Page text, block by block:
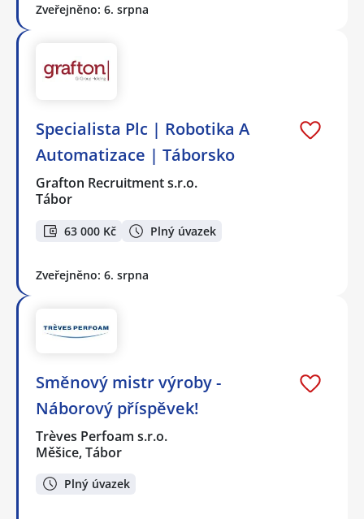
Zveřejněno: 6. srpna
Specialista Plc | Robotika A
Automatizace | Táborsko
Grafton Recruitment s.r.o.
Tábor
63 000 Kč Plný úvazek
Zveřejněno: 6. srpna
Směnový mistr výroby -
Náborový příspěvek!
Trèves Perfoam s.r.o.
Měšice, Tábor
Plný úvazek